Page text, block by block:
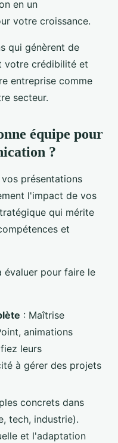
en un
votre croissance.
qui génèrent de
votre crédibilité et
entreprise comme
secteur.
équipe pour
?
présentations
l'impact de vos
qui mérite
et
évaluer pour faire le
: Maîtrise
animations
leurs
à gérer des projets
concrets dans
tech, industrie).
et l'adaptation